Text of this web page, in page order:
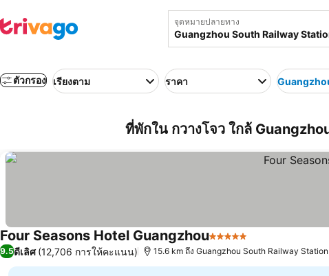
จุดหมายปลายทาง
ตัวกรอง เรียงตาม ราคา
ที่พักใน กวางโจว ใกล้
Four Seasons Hotel Guangzhou5 ดาว
9.5ดีเลิศ (12,706 การให้คะแนน) 15.6 km ถึง Guangzhou South Railway Station